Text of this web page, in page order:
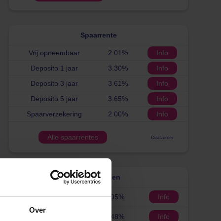
Over
Spaarrente
Vrij opneembaar 2.01%
Info
Deposito 1 jaar
3.30%
Info
Deposito 3 jaar
3.61%
Info
Deposito 5 jaar
3.65%
Info
Spaarverzekering
2.00% Info
Alle spaarrentes Disclaimer
Hypotheekrente vergelijken
Variabel 2.05% Info
3.48% Info